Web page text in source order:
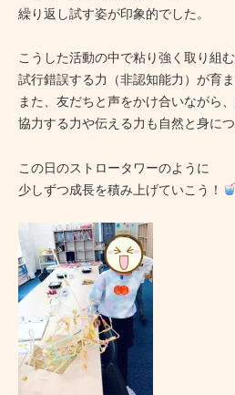
繰り返し試す姿が印象的でした。
こうした活動の中で粘り強く取り組む
試行錯誤する力（非認知能力）が育
また、友だちと声をかけ合いながら、
協力する力や伝える力も自然と身に
この日のストロータワーのように
少しずつ成長を積み上げていこう！